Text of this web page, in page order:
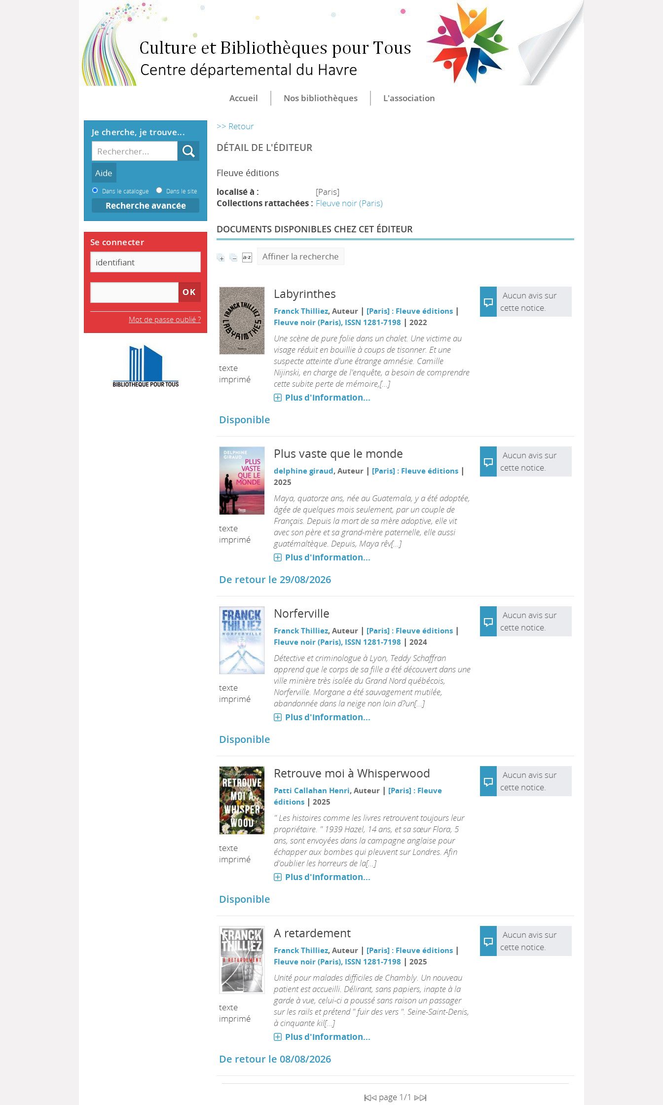
CULTURE ET BIBLIOTHÈQUES POUR TOUS
CENTRE DÉPARTEMENTAL DU HAVRE
Accueil Nos bibliothèques L'association
>> Retour
DÉTAIL DE L'ÉDITEUR
Fleuve éditions
localisé à :
[Paris]
Collections rattachées : Fleuve noir (Paris)
DOCUMENTS DISPONIBLES CHEZ CET ÉDITEUR
Affiner la recherche
texte
imprimé
Labyrinthes
Franck Thilliez, Auteur | [Paris] : Fleuve éditions|
Fleuve noir (Paris), ISSN 1281-7198 | 2022
Une scène de pure folie dans un chalet. Une victime au
visage réduit en bouillie à coups de tisonner. Et une
suspecte atteinte d'une étrange amnésie. Camille
Nijinski, en charge de l'enquête, a besoin de comprendre
cette subite perte de mémoire,[...]
Plus d'information...
Aucun avis sur
cette notice.
Disponible
texte
imprimé
Plus vaste que le monde
delphine giraud, Auteur | [Paris] : Fleuve éditions|
2025
Maya, quatorze ans, née au Guatemala, y a été adoptée,
âgée de quelques mois seulement, par un couple de
Français. Depuis la mort de sa mère adoptive, elle vit
avec son père et sa grand-mère paternelle, elle aussi
guatémaltèque. Depuis, Maya rêv[...]
Plus d'information...
Aucun avis sur
cette notice.
De retour le 29/08/2026
texte
imprimé
Norferville
Franck Thilliez, Auteur | [Paris] : Fleuve éditions|
Fleuve noir (Paris), ISSN 1281-7198 | 2024
Détective et criminologue à Lyon, Teddy Schaffran
apprend que le corps de sa fille a été découvert dans une
ville minière très isolée du Grand Nord québécois,
Norferville. Morgane a été sauvagement mutilée,
abandonnée dans la neige non loin d?un[...]
Plus d'information...
Aucun avis sur
cette notice.
Disponible
texte
imprimé
Retrouve moi à Whisperwood
Patti Callahan Henri, Auteur | [Paris] : Fleuve
éditions| 2025
" Les histoires comme les livres retrouvent toujours leur
propriétaire. " 1939 Hazel, 14 ans, et sa sœur Flora, 5
ans, sont envoyées dans la campagne anglaise pour
échapper aux bombes qui pleuvent sur Londres. Afin
d'oublier les horreurs de la[...]
Plus d'information...
Aucun avis sur
cette notice.
Disponible
texte
imprimé
A retardement
Franck Thilliez, Auteur | [Paris] : Fleuve éditions|
Fleuve noir (Paris), ISSN 1281-7198 | 2025
Unité pour malades difficiles de Chambly. Un nouveau
patient est accueilli. Délirant, sans papiers, inapte à la
garde à vue, celui-ci a poussé sans raison un passager
sur les rails et prétend " fuir des vers ". Seine-Saint-Denis,
à cinquante kil[...]
Plus d'information...
Aucun avis sur
cette notice.
De retour le 08/08/2026
page 1/1
Je cherche, je trouve...
Dans le catalogue Dans le site
Recherche avancée
Se connecter
Mot de passe oublié ?